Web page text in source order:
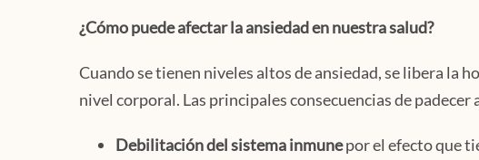
¿Cómo puede afectar la ansiedad en nuestra salud?
Cuando se tienen niveles altos de ansiedad, se libera la
nivel corporal. Las principales consecuencias de padecer
Debilitación del sistema inmunepor el efecto que